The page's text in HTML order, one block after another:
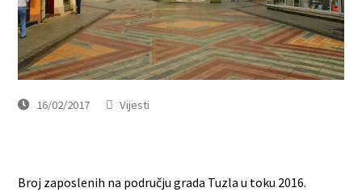
16/02/2017 Vijesti
Broj zaposlenih na području grada Tuzla u toku 2016.